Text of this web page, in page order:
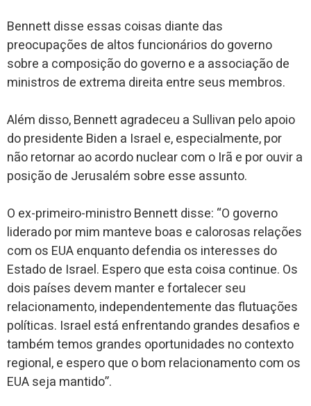
Bennett disse essas coisas diante das
preocupações de altos funcionários do governo
sobre a composição do governo e a associação de
ministros de extrema direita entre seus membros.
Além disso, Bennett agradeceu a Sullivan pelo apoio
do presidente Biden a Israel e, especialmente, por
não retornar ao acordo nuclear com o Irã e por ouvir a
posição de Jerusalém sobre esse assunto.
O ex-primeiro-ministro Bennett disse: “O governo
liderado por mim manteve boas e calorosas relações
com os EUA enquanto defendia os interesses do
Estado de Israel. Espero que esta coisa continue. Os
dois países devem manter e fortalecer seu
relacionamento, independentemente das flutuações
políticas. Israel está enfrentando grandes desafios e
também temos grandes oportunidades no contexto
regional, e espero que o bom relacionamento com os
EUA seja mantido”.